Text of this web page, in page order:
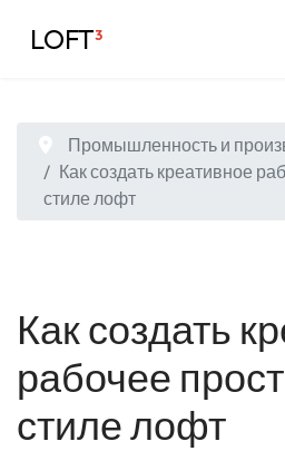
LOFT³
Промышленность и
Как создать креативное
стиле лофт
Как создать
рабочее
стиле лофт